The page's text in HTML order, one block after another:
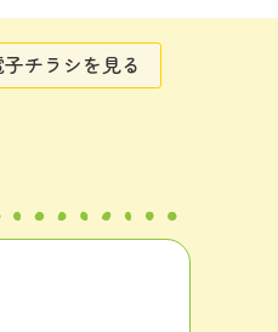
子チラシを見る